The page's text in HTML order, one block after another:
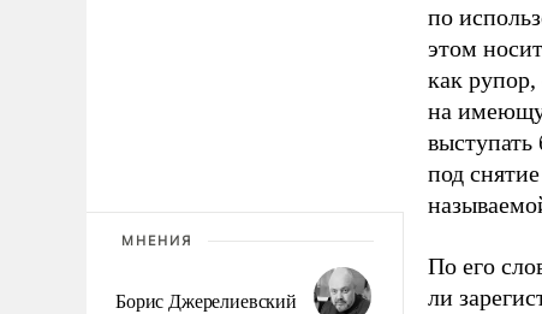
МНЕНИЯ
Борис Джерелиевский
по
этом
как
на
под
По его
ли